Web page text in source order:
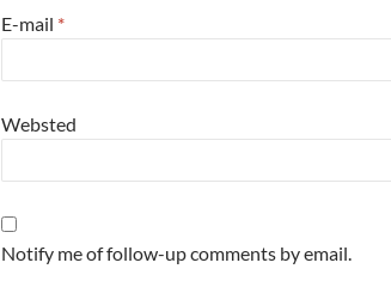
E-mail *
Websted
Notify me of follow-up comments by email.